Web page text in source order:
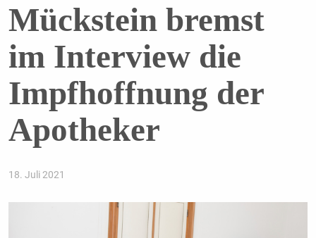
Mückstein bremst
im Interview die
Impfhoffnung der
Apotheker
18. Juli 2021